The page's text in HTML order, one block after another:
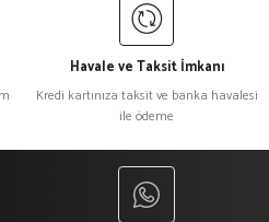
Havale ve Taksit İmkanı
Kredi kartınıza taksit ve banka havalesi
ile ödeme